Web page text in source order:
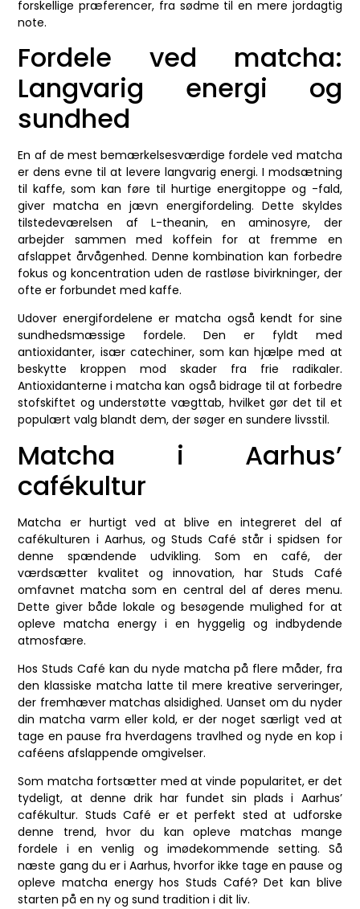
forskellige præferencer, fra sødme til en mere jordagtig
note.
Fordele ved matcha:
Langvarig energi og
sundhed
En af de mest bemærkelsesværdige fordele ved matcha
er dens evne til at levere langvarig energi. I modsætning
til kaffe, som kan føre til hurtige energitoppe og -fald,
giver matcha en jævn energifordeling. Dette skyldes
tilstedeværelsen af L-theanin, en aminosyre, der
arbejder sammen med koffein for at fremme en
afslappet årvågenhed. Denne kombination kan forbedre
fokus og koncentration uden de rastløse bivirkninger, der
ofte er forbundet med kaffe.
Udover energifordelene er matcha også kendt for sine
sundhedsmæssige fordele. Den er fyldt med
antioxidanter, især catechiner, som kan hjælpe med at
beskytte kroppen mod skader fra frie radikaler.
Antioxidanterne i matcha kan også bidrage til at forbedre
stofskiftet og understøtte vægttab, hvilket gør det til et
populært valg blandt dem, der søger en sundere livsstil.
Matcha i Aarhus’
cafékultur
Matcha er hurtigt ved at blive en integreret del af
cafékulturen i Aarhus, og Studs Café står i spidsen for
denne spændende udvikling. Som en café, der
værdsætter kvalitet og innovation, har Studs Café
omfavnet matcha som en central del af deres menu.
Dette giver både lokale og besøgende mulighed for at
opleve matcha energy i en hyggelig og indbydende
atmosfære.
Hos Studs Café kan du nyde matcha på flere måder, fra
den klassiske matcha latte til mere kreative serveringer,
der fremhæver matchas alsidighed. Uanset om du nyder
din matcha varm eller kold, er der noget særligt ved at
tage en pause fra hverdagens travlhed og nyde en kop i
caféens afslappende omgivelser.
Som matcha fortsætter med at vinde popularitet, er det
tydeligt, at denne drik har fundet sin plads i Aarhus’
cafékultur. Studs Café er et perfekt sted at udforske
denne trend, hvor du kan opleve matchas mange
fordele i en venlig og imødekommende setting. Så
næste gang du er i Aarhus, hvorfor ikke tage en pause og
opleve matcha energy hos Studs Café? Det kan blive
starten på en ny og sund tradition i dit liv.